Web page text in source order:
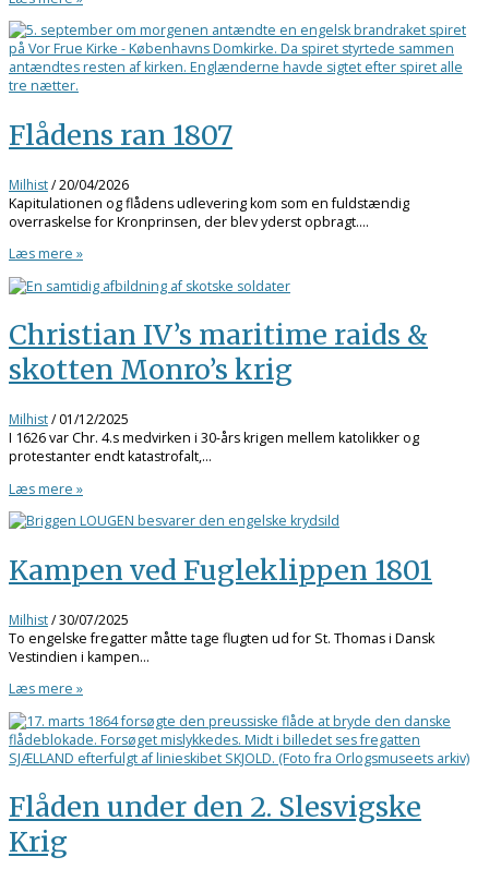
Flådens ran 1807
Milhist/20/04/2026
Kapitulationen og flådens udlevering kom som en fuldstændig
overraskelse for Kronprinsen, der blev yderst opbragt.…
Læs mere »
Christian IV’s maritime raids &
skotten Monro’s krig
Milhist/01/12/2025
I 1626 var Chr. 4.s medvirken i 30-års krigen mellem katolikker og
protestanter endt katastrofalt,…
Læs mere »
Kampen ved Fugleklippen 1801
Milhist/30/07/2025
To engelske fregatter måtte tage flugten ud for St. Thomas i Dansk
Vestindien i kampen…
Læs mere »
Flåden under den 2. Slesvigske
Krig